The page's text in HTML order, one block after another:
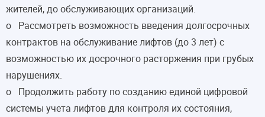
жителей, до обслуживающих организаций.
o Рассмотреть возможность введения долгосрочных
контрактов на обслуживание лифтов (до 3 лет) с
возможностью их досрочного расторжения при грубых
нарушениях.
o Продолжить работу по созданию единой цифровой
системы учета лифтов для контроля их состояния,